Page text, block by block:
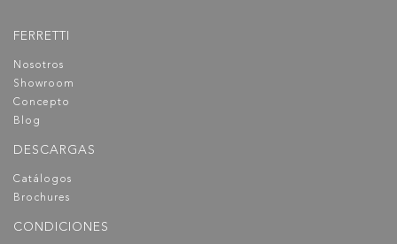
FERRETTI
Nosotros
Showroom
Concepto
Blog
DESCARGAS
Catálogos
Brochures
CONDICIONES